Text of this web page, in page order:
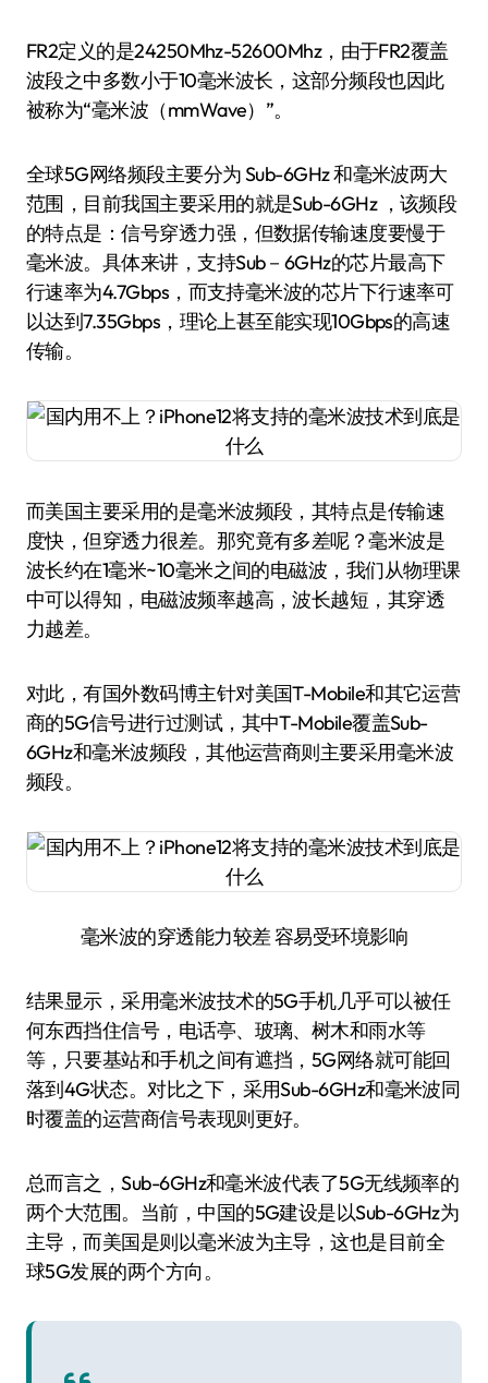
FR2定义的是24250Mhz-52600Mhz，由于FR2覆盖
波段之中多数小于10毫米波长，这部分频段也因此
被称为“毫米波（mmWave）”。
全球5G网络频段主要分为 Sub-6GHz 和毫米波两大
范围，目前我国主要采用的就是Sub-6GHz ，该频段
的特点是：信号穿透力强，但数据传输速度要慢于
毫米波。具体来讲，支持Sub－6GHz的芯片最高下
行速率为4.7Gbps，而支持毫米波的芯片下行速率可
以达到7.35Gbps，理论上甚至能实现10Gbps的高速
传输。
而美国主要采用的是毫米波频段，其特点是传输速
度快，但穿透力很差。那究竟有多差呢？毫米波是
波长约在1毫米~10毫米之间的电磁波，我们从物理课
中可以得知，电磁波频率越高，波长越短，其穿透
力越差。
对此，有国外数码博主针对美国T-Mobile和其它运营
商的5G信号进行过测试，其中T-Mobile覆盖Sub-
6GHz和毫米波频段，其他运营商则主要采用毫米波
频段。
毫米波的穿透能力较差 容易受环境影响
结果显示，采用毫米波技术的5G手机几乎可以被任
何东西挡住信号，电话亭、玻璃、树木和雨水等
等，只要基站和手机之间有遮挡，5G网络就可能回
落到4G状态。对比之下，采用Sub-6GHz和毫米波同
时覆盖的运营商信号表现则更好。
总而言之，Sub-6GHz和毫米波代表了5G无线频率的
两个大范围。当前，中国的5G建设是以Sub-6GHz为
主导，而美国是则以毫米波为主导，这也是目前全
球5G发展的两个方向。